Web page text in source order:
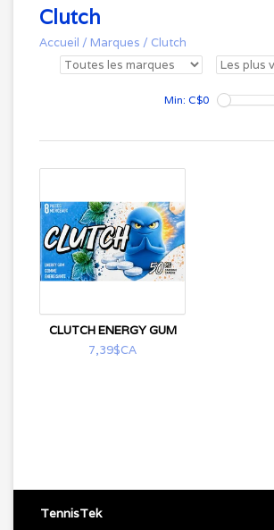
Clutch
Accueil / Marques / Clutch
Min: C$0
CLUTCH ENERGY GUM
7,39$CA
TennisTek